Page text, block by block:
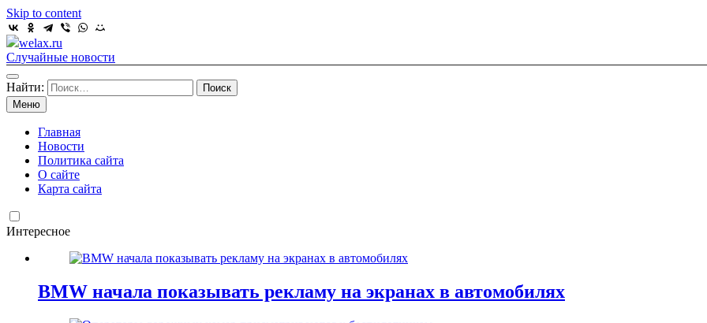
Skip to content
welax.ru
Случайные новости
Найти:
Меню
Главная
Новости
Политика сайта
О сайте
Карта сайта
Интересное
BMW начала показывать рекламу на экранах в автомобилях